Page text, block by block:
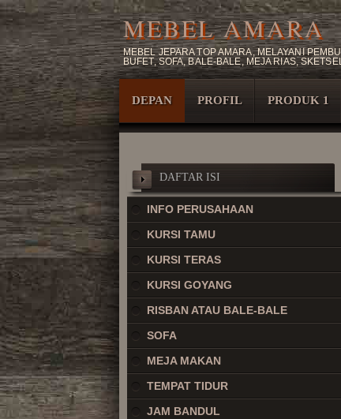
MEBEL AMARA
MEBEL JEPARA TOP AMARA, MELAYANI
BUFET, SOFA, BALE-BALE, MEJA RIAS,
DEPAN PROFIL PRODUK 1
DAFTAR ISI
INFO PERUSAHAAN
KURSI TAMU
KURSI TERAS
KURSI GOYANG
RISBAN ATAU BALE-BALE
SOFA
MEJA MAKAN
TEMPAT TIDUR
JAM BANDUL